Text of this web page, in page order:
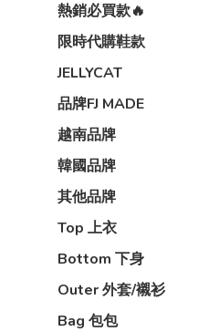
熱銷必買款🔥
限時代購鞋款
JELLYCAT
品牌FJ MADE
越南品牌
韓國品牌
其他品牌
Top 上衣
Bottom 下身
Outer 外套/襯衫
Bag 包包